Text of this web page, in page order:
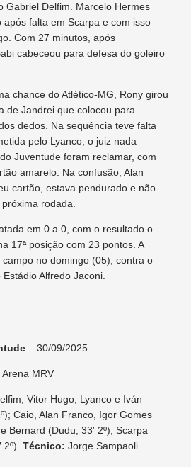
Gabriel Delfim. Marcelo Hermes
falta em Scarpa e com isso
Com 27 minutos, após
cabeceou para defesa do goleiro
chance do Atlético-MG, Rony girou
de Jandrei que colocou para
dedos. Na sequência teve falta
pelo Lyanco, o juiz nada
Juventude foram reclamar, com
amarelo. Na confusão, Alan
cartão, estava pendurado e não
rodada.
em 0 a 0, com o resultado o
17ª posição com 23 pontos. A
no domingo (05), contra o
Alfredo Jaconi.
– 30/09/2025
Arena MRV
Vitor Hugo, Lyanco e Iván
Caio, Alan Franco, Igor Gomes
Bernard (Dudu, 33′ 2º); Scarpa
Técnico: Jorge Sampaoli.